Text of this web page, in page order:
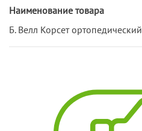
Наименование товара
Б. Велл Корсет